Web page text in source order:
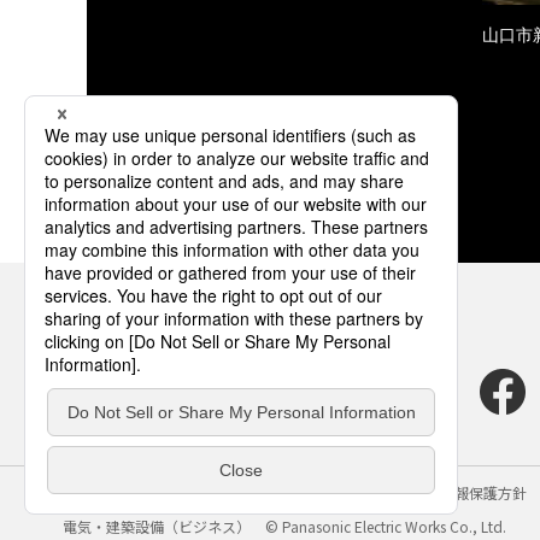
山口市
サイトのご利用にあたって クッキーポリシー
個人情報保護方針
電気・建築設備（ビジネス）
© Panasonic Electric Works Co., Ltd.